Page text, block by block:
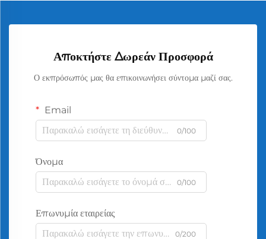
Αποκτήστε Δωρεάν Προσφορά
Ο εκπρόσωπός μας θα επικοινωνήσει σύντομα μαζί σας.
Email
0/100
Όνομα
0/100
Επωνυμία εταιρείας
0/200